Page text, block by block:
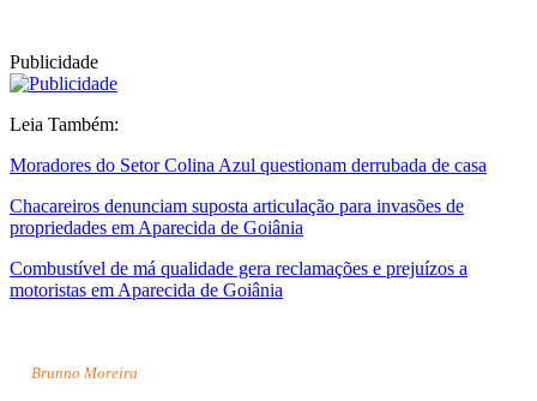
Publicidade
Leia Também:
Moradores do Setor Colina Azul questionam derrubada de casa
Chacareiros denunciam suposta articulação para invasões de
propriedades em Aparecida de Goiânia
Combustível de má qualidade gera reclamações e prejuízos a
motoristas em Aparecida de Goiânia
Brunno Moreira